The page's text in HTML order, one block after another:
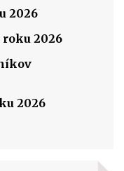
2026
roku 2026
2026